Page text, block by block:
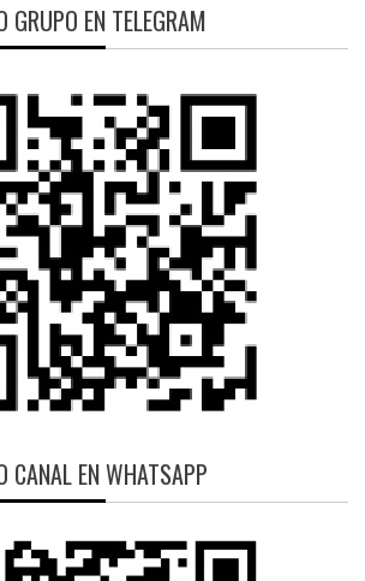
GRUPO EN TELEGRAM
CANAL EN WHATSAPP